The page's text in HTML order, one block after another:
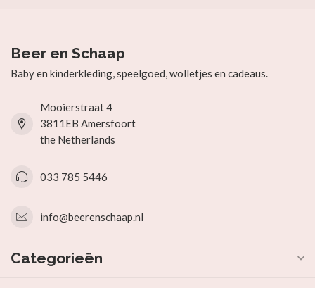
Beer en Schaap
Baby en kinderkleding, speelgoed, wolletjes en cadeaus.
Mooierstraat 4
3811EB Amersfoort
the Netherlands
033 785 5446
info@beerenschaap.nl
Categorieën